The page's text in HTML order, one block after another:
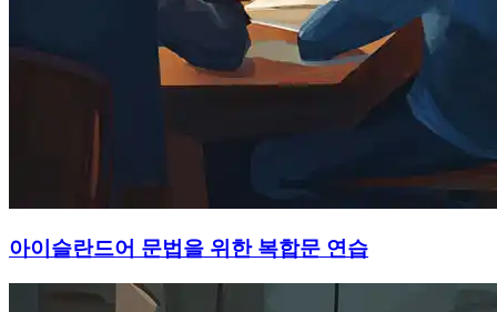
아이슬란드어 문법을 위한 복합문 연습